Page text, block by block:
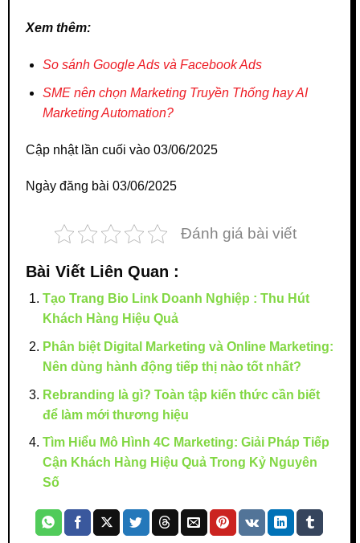
Xem thêm:
So sánh Google Ads và Facebook Ads
SME nên chọn Marketing Truyền Thống hay AI
Marketing Automation?
Cập nhật lần cuối vào 03/06/2025
Ngày đăng bài 03/06/2025
Đánh giá bài viết
Bài Viết Liên Quan :
Tạo Trang Bio Link Doanh Nghiệp : Thu Hút
Khách Hàng Hiệu Quả
Phân biệt Digital Marketing và Online Marketing:
Nên dùng hành động tiếp thị nào tốt nhất?
Rebranding là gì? Toàn tập kiến thức cần biết
để làm mới thương hiệu
Tìm Hiểu Mô Hình 4C Marketing: Giải Pháp Tiếp
Cận Khách Hàng Hiệu Quả Trong Kỷ Nguyên
Số